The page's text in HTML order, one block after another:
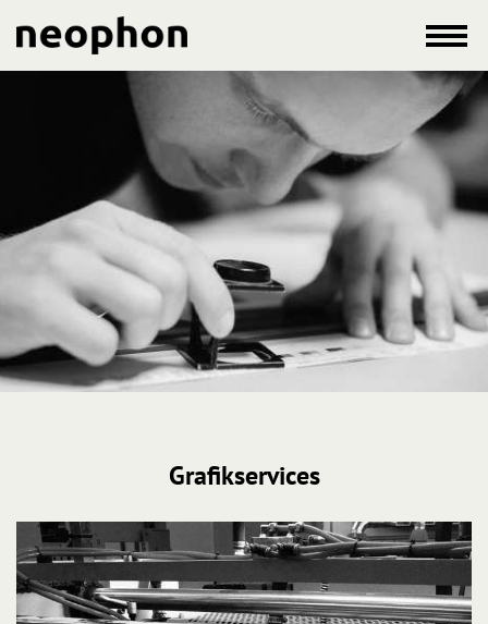
Grafikservices